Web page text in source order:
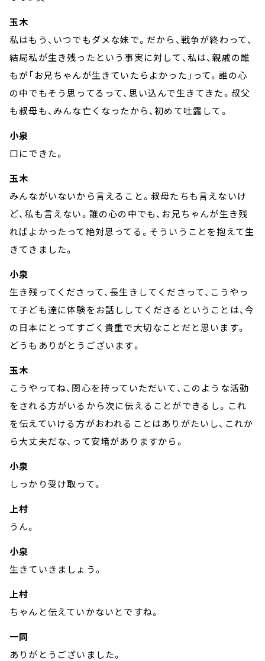
玉木
私はもう、いつでもダメな妹で。だから、戦争が終わって、
結局私が生き残ったという事実に対して、私は、親戚の誰
もが「お兄ちゃんが生きていたらよかった」って。誰の心
の中でもそう思ってるって、思い込んで生きてきた。叔父
も叔母も、みんな亡くなったから、初めて吐露して。
小泉
口にできた。
玉木
みんながいないから言えること。叔母たちも言えないけ
ど、私も言えない。誰の心の中でも、お兄ちゃんが生き残
ればよかったって絶対思ってる。そういうことを抱えて生
きてきました。
小泉
生き残ってくださって、長生きしてくださって、こうやっ
て子ども達に体験をお話ししてくださるということは、今
の日本にとってすごく貴重で大切なことだと思います。
どうもありがとうございます。
玉木
こうやってね、関心を持っていただいて、このような活動
をされる方がいるから次に伝えることができるし。これ
を伝えていける方がおわれることはありがたいし、これか
ら大丈夫だな、って安堵がありますから。
小泉
しっかり受け取って。
上村
うん。
小泉
生きていきましょう。
上村
ちゃんと伝えていかないとですね。
一同
ありがとうございました。